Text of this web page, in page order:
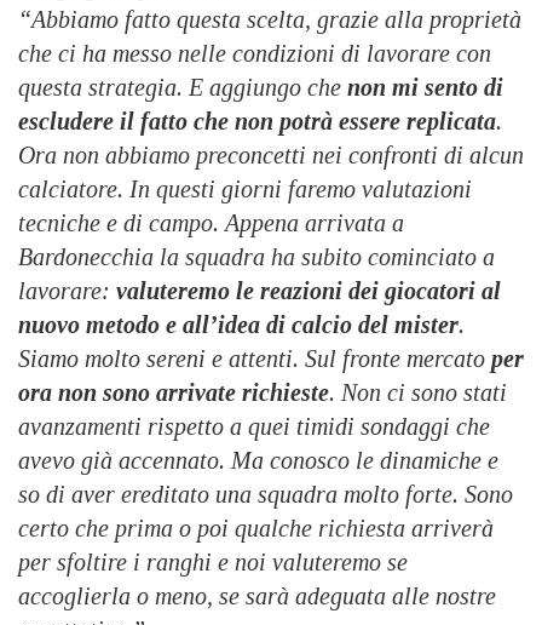
“Abbiamo fatto questa scelta, grazie alla proprietà
che ci ha messo nelle condizioni di lavorare con
questa strategia. E aggiungo che non mi sento di
escludere il fatto che non potrà essere replicata.
Ora non abbiamo preconcetti nei confronti di alcun
calciatore. In questi giorni faremo valutazioni
tecniche e di campo. Appena arrivata a
Bardonecchia la squadra ha subito cominciato a
lavorare: valuteremo le reazioni dei giocatori al
nuovo metodo e all’idea di calcio del mister.
Siamo molto sereni e attenti. Sul fronte mercato per
ora non sono arrivate richieste. Non ci sono stati
avanzamenti rispetto a quei timidi sondaggi che
avevo già accennato. Ma conosco le dinamiche e
so di aver ereditato una squadra molto forte. Sono
certo che prima o poi qualche richiesta arriverà
per sfoltire i ranghi e noi valuteremo se
accoglierla o meno, se sarà adeguata alle nostre